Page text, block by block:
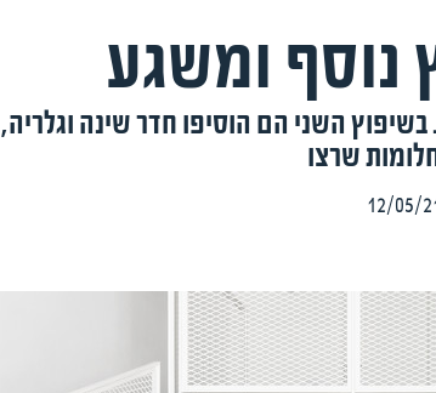
השני הם הוסיפו חדר שינה וגלריה,
שרצו